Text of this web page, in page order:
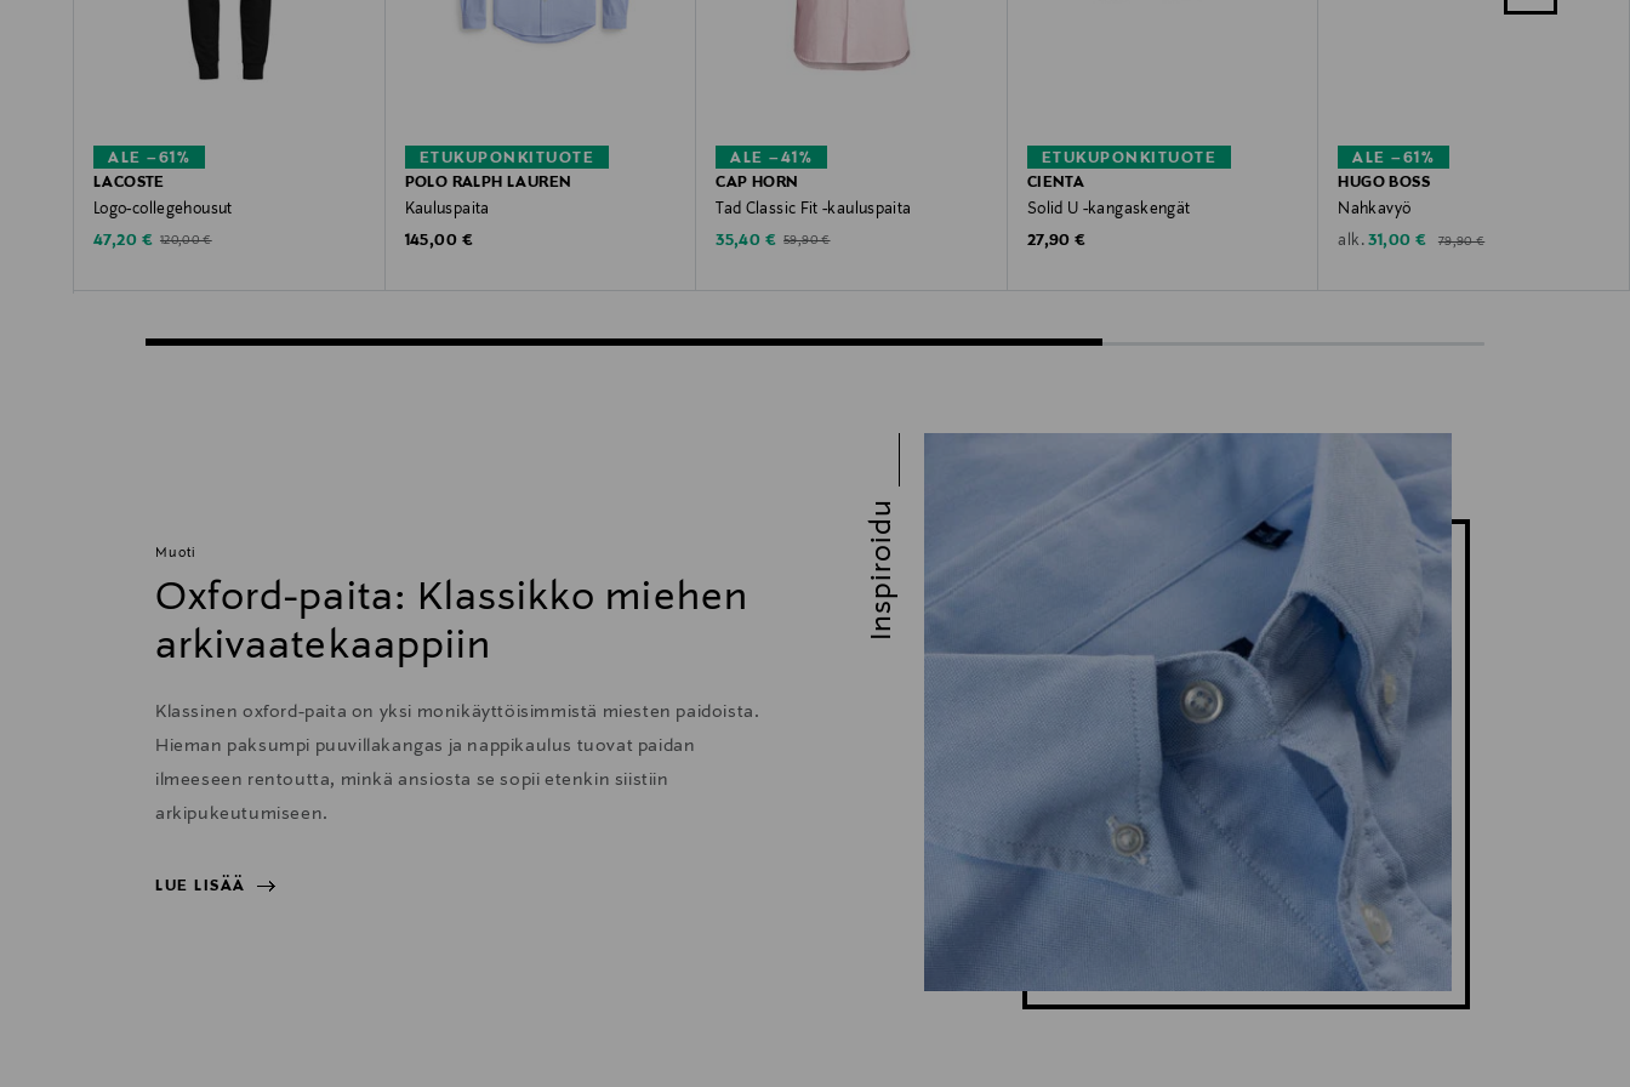
ALE –61%
LACOSTE
Logo-collegehousut
Discounted Price
47,20 € Original Price
120,00 €
ETUKUPONKITUOTE
POLO RALPH LAUREN
Kauluspaita
Original Price
145,00 €
ALE –41%
CAP HORN
Tad Classic Fit -kauluspaita
Discounted Price
35,40 € Original Price
59,90 €
ETUKUPONKITUOTE
CIENTA
Solid U -kangaskengät
Original Price
27,90 €
ALE –61%
HUGO BOSS
Nahkavyö
alk. Discounted Price
31,00 € Original Price
79,90 €
Muoti
Oxford-paita: Klassikko miehen
arkivaatekaappiin
Klassinen oxford-paita on yksi monikäyttöisimmistä miesten paidoista.
Hieman paksumpi puuvillakangas ja nappikaulus tuovat paidan
ilmeeseen rentoutta, minkä ansiosta se sopii etenkin siistiin
arkipukeutumiseen.
LUE LISÄÄ
Inspiroidu